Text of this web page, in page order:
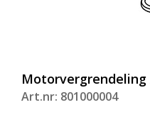
Motorvergrendeling
Art.nr: 801000004